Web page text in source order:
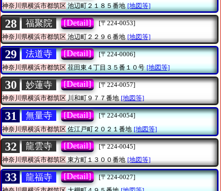
神奈川県横浜市都筑区池辺町２１８５番地 [地図等]
28 福聚院 [Detail]
[〒224-0053]
神奈川県横浜市都筑区 池辺町２２９６番地 [地図等]
29 法道寺 [Detail]
[〒224-0006]
神奈川県横浜市都筑区荏田東４丁目３５番１０号 [地図等]
30 妙蓮寺 [Detail]
[〒224-0057]
神奈川県横浜市都筑区川和町９７７番地 [地図等]
31 無量寺 [Detail]
[〒224-0054]
神奈川県横浜市都筑区佐江戸町２０２１番地 [地図等]
32 龍雲寺 [Detail]
[〒224-0045]
神奈川県横浜市都筑区 東方町１３００番地 [地図等]
33 龍福寺 [Detail]
[〒224-0027]